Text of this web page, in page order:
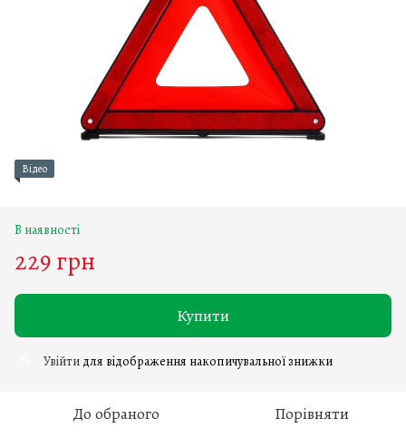
Відео
В наявності
229 грн
Купити
Увійти для відображення накопичувальної знижки
До обраного Порівняти